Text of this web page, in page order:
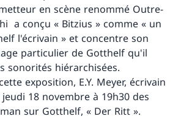
en scène renommé Outre-
a conçu « Bitzius » comme « un
l'écrivain » et concentre son
particulier de Gotthelf qu'il
sonorités hiérarchisées.
exposition, E.Y. Meyer, écrivain
18 novembre à 19h30 des
sur Gotthelf, « Der Ritt ».